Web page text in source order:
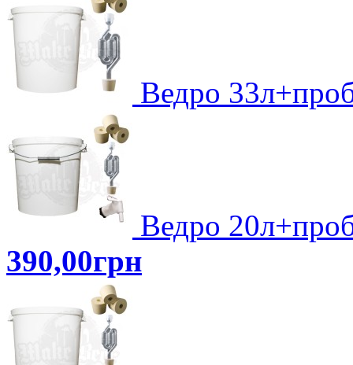
Ведро
Ведро
390,00грн